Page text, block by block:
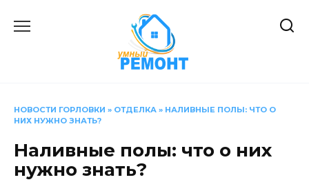
НОВОСТИ ГОРЛОВКИ » ОТДЕЛКА » НАЛИВНЫЕ ПОЛЫ: ЧТО О
НИХ НУЖНО ЗНАТЬ?
Наливные полы: что о них
нужно знать?